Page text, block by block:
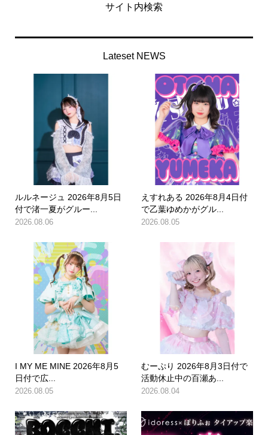
サイト内検索
Lateset NEWS
ルルネージュ 2026年8月5日
付で渚一夏がグルー...
2026.08.06
えすれある 2026年8月4日付
で乙葉ゆめかがグル...
2026.08.05
I MY ME MINE 2026年8月5
日付で広...
2026.08.05
むーぷり 2026年8月3日付で
活動休止中の百瀬あ...
2026.08.04